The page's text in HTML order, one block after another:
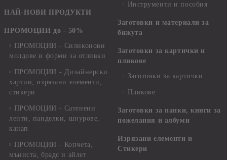
НАЙ-НОВИ ПРОДУКТИ
ПРОМОЦИИ до - 50%
ПРОМОЦИИ - Силиконови
молдове и форми за отливки
ПРОМОЦИИ - Дизайнерски
хартии, изрязани елементи,
стикери
ПРОМОЦИИ - Сатенени
ленти, панделки, шнурове,
канап
ПРОМОЦИИ - Копчета,
мъниста, брадс и айлет
Инструменти и пособия
Заготовки и материали за
бижута
Заготовки за картички и
пликове
Заготовки за картички
Пликове
Заготовки за папки, книги за
пожелания и албуми
Изрязани елементи и
Стикери